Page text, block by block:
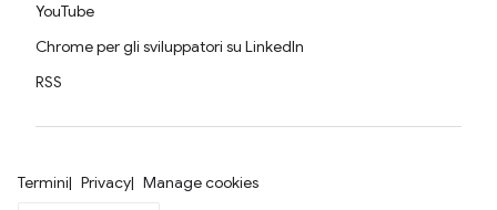
YouTube
Chrome per gli sviluppatori su LinkedIn
RSS
Termini Privacy Manage cookies